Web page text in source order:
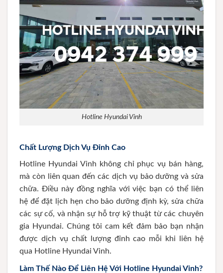
Hotline Hyundai Vinh
Chất Lượng Dịch Vụ Đỉnh Cao
Hotline Hyundai Vinh không chỉ phục vụ bán hàng,
mà còn liên quan đến các dịch vụ bảo dưỡng và sửa
chữa. Điều này đồng nghĩa với việc bạn có thể liên
hệ để đặt lịch hẹn cho bảo dưỡng định kỳ, sửa chữa
các sự cố, và nhận sự hỗ trợ kỹ thuật từ các chuyên
gia Hyundai. Chúng tôi cam kết đảm bảo bạn nhận
được dịch vụ chất lượng đỉnh cao mỗi khi liên hệ
qua Hotline Hyundai Vinh.
Làm Thế Nào Để Liên Hệ Với Hotline Hyundai Vinh?